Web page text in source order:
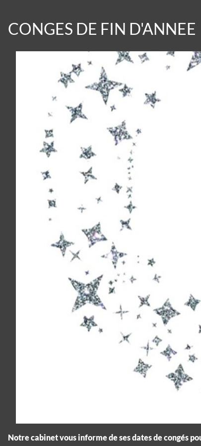
CONGES DE FIN D'ANNEE
Notre cabinet vous informe de ses dates de congés